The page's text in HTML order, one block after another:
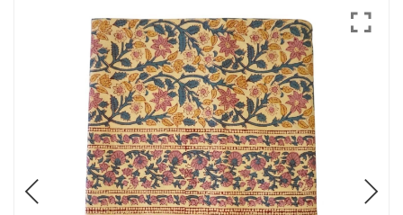
Echarpes / Pareos
Blouses et jupes
Sacs en Kantha
Pochettes ordinateur
Trousses de toilette